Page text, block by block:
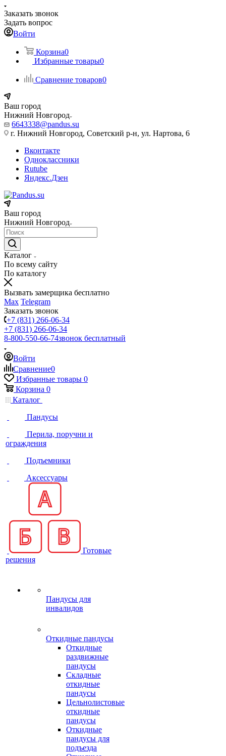
Заказать звонок
Задать вопрос
Войти
Корзина0
Избранные товары0
Сравнение товаров0
Ваш город
Нижний Новгород
6643338@pandus.su
г. Нижний Новгород, Советский р-н, ул. Нартова, 6
Вконтакте
Одноклассники
Rutube
Яндекс.Дзен
Ваш город
Нижний Новгород
Каталог
По всему сайту
По каталогу
Вызвать замерщика бесплатно
Max Telegram
Заказать звонок
+7 (831) 266-06-34
+7 (831) 266-06-34
8-800-550-66-74звонок бесплатный
Войти
Сравнение0
Избранные товары 0
Корзина 0
Каталог
Пандусы
Перила, поручни и
ограждения
Подъемники
Аксессуары
Готовые
решения
Пандусы для
инвалидов
Откидные пандусы
Откидные
раздвижные
пандусы
Складные
откидные
пандусы
Цельнолистовые
откидные
пандусы
Откидные
пандусы для
подъезда